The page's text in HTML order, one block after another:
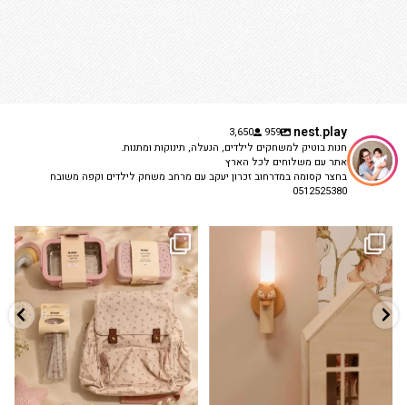
nest.play
959
3,650
חנות בוטיק למשחקים לילדים, הנעלה, תינוקות ומתנות.
אתר עם משלוחים לכל הארץ
בחצר קסומה במדרחוב זכרון יעקב עם מרחב משחק לילדים וקפה משובח
0512525380
✨ חוזרים למסגרת בסטייל! ✨
הקולקציה החדשה...
9 4
גם פריט עיצובי לחדר, גם מנורת לילה
...
3 0